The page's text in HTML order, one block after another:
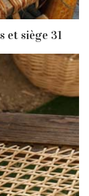
et siège 31